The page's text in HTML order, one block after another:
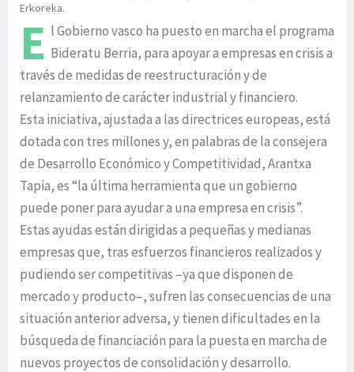
Erkoreka.
E l Gobierno vasco ha puesto en marcha el programa
Bideratu Berria, para apoyar a empresas en crisis a
través de medidas de reestructuración y de
relanzamiento de carácter industrial y financiero.
Esta iniciativa, ajustada a las directrices europeas, está
dotada con tres millones y, en palabras de la consejera
de Desarrollo Económico y Competitividad, Arantxa
Tapia, es “la última herramienta que un gobierno
puede poner para ayudar a una empresa en crisis”.
Estas ayudas están dirigidas a pequeñas y medianas
empresas que, tras esfuerzos financieros realizados y
pudiendo ser competitivas –ya que disponen de
mercado y producto–, sufren las consecuencias de una
situación anterior adversa, y tienen dificultades en la
búsqueda de financiación para la puesta en marcha de
nuevos proyectos de consolidación y desarrollo.